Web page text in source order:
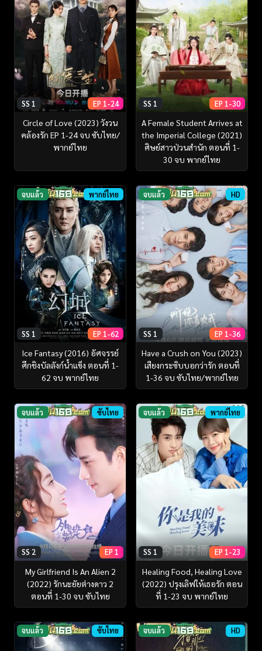
SS 1 EP 1-24
Circle of Love (2023) วังวน
คล้องรัก EP 1-24 จบ ซับไทย/
พากย์ไทย
SS 1 EP 1-30
A Female Student Arrives at
the Imperial College (2021)
ศิษย์สาวป่วนสำนัก ตอนที่ 1-
30 จบ พากย์ไทย
จบแล้ว พากย์ไทย
SS 1 EP 1-62
Ice Fantasy (2016) อัศจรรย์
ศึกชิงบัลลังก์น้ำแข็ง ตอนที่ 1-
62 จบ พากย์ไทย
จบแล้ว HD
SS 1 EP 1-36
Have a Crush on You (2023)
เสียงกระซิบบอกว่ารัก ตอนที่
1-36 จบ ซับไทย/พากย์ไทย
จบแล้ว ซับไทย
SS 2 EP 1
My Girlfriend Is An Alien 2
(2022) รักนะยัยต่างดาว 2
ตอนที่ 1-30 จบ ซับไทย
จบแล้ว พากย์ไทย
SS 1 EP 1-23
Healing Food, Healing Love
(2022) ปรุงเลิฟให้เธอรัก ตอน
ที่ 1-23 จบ พากย์ไทย
จบแล้ว ซับไทย จบแล้ว HD